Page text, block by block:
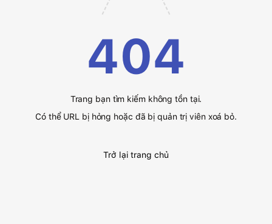
404
Trang bạn tìm kiếm không tồn tại.
Có thể URL bị hỏng hoặc đã bị quản trị viên xoá bỏ.
Trở lại trang chủ